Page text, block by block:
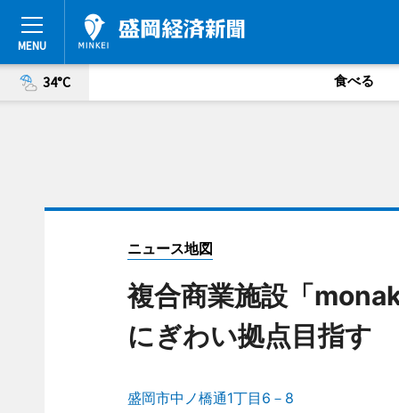
34°C 食べる
ニュース地図
複合商業施設「
にぎわい拠点目指す
盛岡市中ノ橋通1丁目6－8